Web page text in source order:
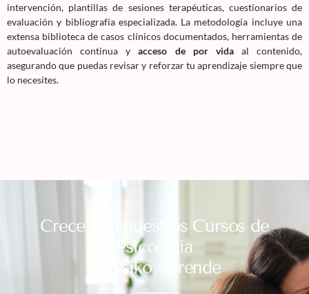
intervención, plantillas de sesiones terapéuticas, cuestionarios de
evaluación y bibliografía especializada. La metodología incluye una
extensa biblioteca de casos clínicos documentados, herramientas de
autoevaluación continua yacceso de por vidaal contenido,
asegurando que puedas revisar y reforzar tu aprendizaje siempre que
lo necesites.
Crece con nuestros Cursos de
Psicología
en Psiko Aprende